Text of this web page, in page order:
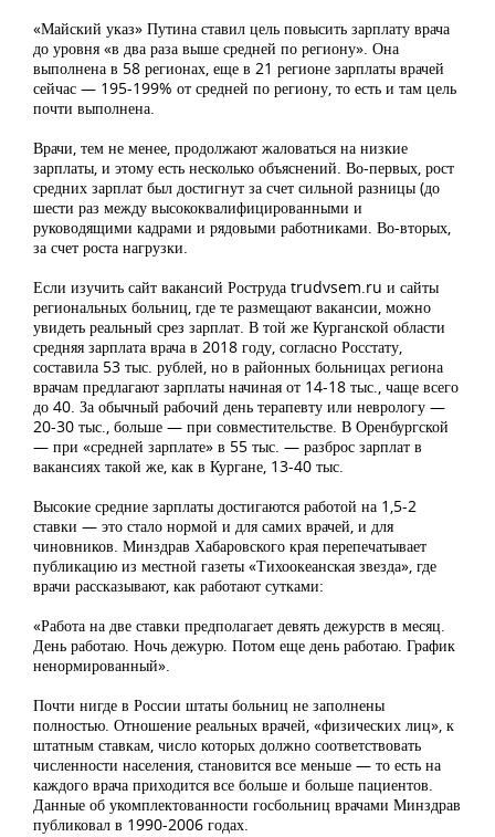
«Майский указ» Путина ставил цель повысить зарплату врача
до уровня «в два раза выше средней по региону». Она
выполнена в 58 регионах, еще в 21 регионе зарплаты врачей
сейчас — 195-199% от средней по региону, то есть и там цель
почти выполнена.
Врачи, тем не менее, продолжают жаловаться на низкие
зарплаты, и этому есть несколько объяснений. Во-первых, рост
средних зарплат был достигнут за счет сильной разницы (до
шести раз между высококвалифицированными и
руководящими кадрами и рядовыми работниками. Во-вторых,
за счет роста нагрузки.
Если изучить сайт вакансий Роструда trudvsem.ru и сайты
региональных больниц, где те размещают вакансии, можно
увидеть реальный срез зарплат. В той же Курганской области
средняя зарплата врача в 2018 году, согласно Росстату,
составила 53 тыс. рублей, но в районных больницах региона
врачам предлагают зарплаты начиная от 14-18 тыс., чаще всего
до 40. За обычный рабочий день терапевту или неврологу —
20-30 тыс., больше — при совместительстве. В Оренбургской
— при «средней зарплате» в 55 тыс. — разброс зарплат в
вакансиях такой же, как в Кургане, 13-40 тыс.
Высокие средние зарплаты достигаются работой на 1,5-2
ставки — это стало нормой и для самих врачей, и для
чиновников. Минздрав Хабаровского края перепечатывает
публикацию из местной газеты «Тихоокеанская звезда», где
врачи рассказывают, как работают сутками:
«Работа на две ставки предполагает девять дежурств в месяц.
День работаю. Ночь дежурю. Потом еще день работаю. График
ненормированный».
Почти нигде в России штаты больниц не заполнены
полностью. Отношение реальных врачей, «физических лиц», к
штатным ставкам, число которых должно соответствовать
численности населения, становится все меньше — то есть на
каждого врача приходится все больше и больше пациентов.
Данные об укомплектованности госбольниц врачами Минздрав
публиковал в 1990-2006 годах.